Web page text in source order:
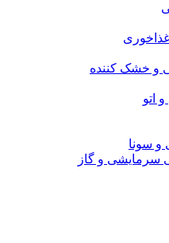
و خشک کننده
اتو
سونا
سرمایشی و گاز